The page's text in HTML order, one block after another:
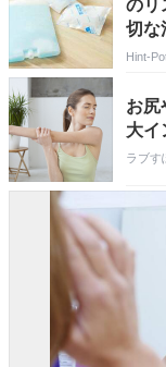
の
切な
Hint-
お尻
大イ
ラブす